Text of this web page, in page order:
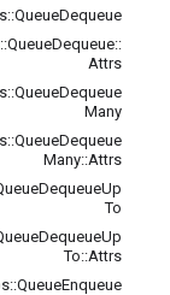
::QueueDequeue
::QueueDequeue::
Attrs
::QueueDequeue
Many
::QueueDequeue
Many::Attrs
DequeueUp
To
DequeueUp
To::Attrs
::QueueEnqueue